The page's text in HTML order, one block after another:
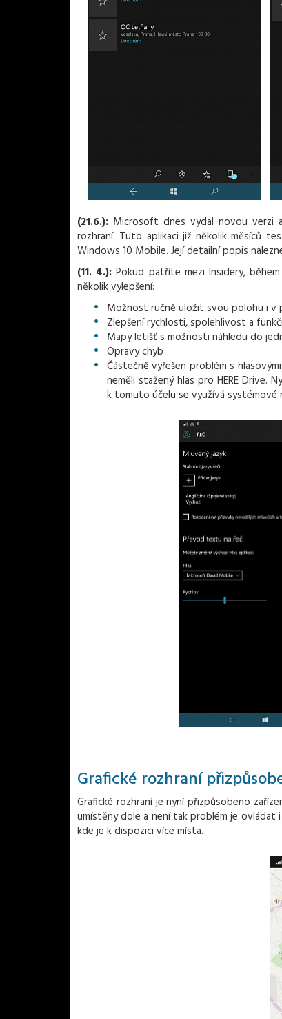
(21.6.): Microsoft dnes vydal novou verzi
rozhraní. Tuto aplikaci již několik měsíců
Windows 10 Mobile. Její detailní popis
(11. 4.):Pokud patříte mezi Insidery,
několik vylepšení:
Možnost ručně uložit svou polohu i v
Zlepšení rychlosti, spolehlivost a
Mapy letišť s možnosti náhledu do
Opravy chyb
Částečně vyřešen problém s
neměli stažený hlas pro HERE Drive.
k tomuto účelu se využívá systémové
Grafické rozhraní
Grafické rozhraní je nyní přizpůsobeno
umístěny dole a není tak problém je ovládat
kde je k dispozici více místa.